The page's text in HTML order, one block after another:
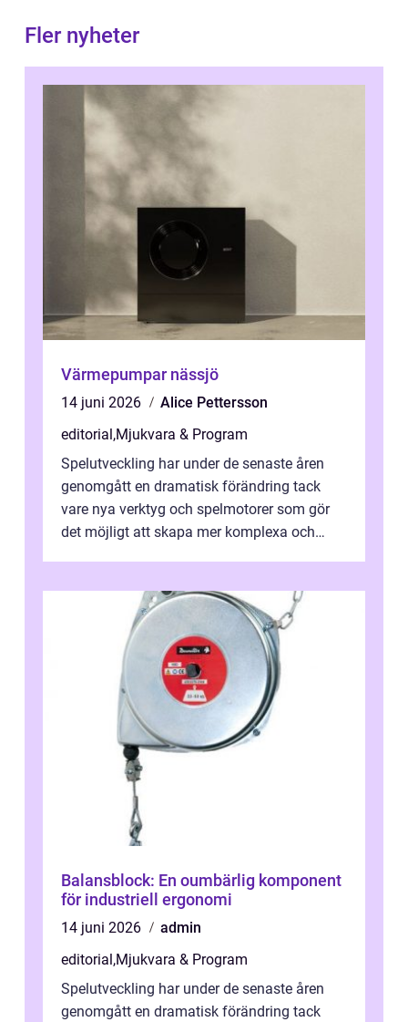
Fler nyheter
Värmepumpar nässjö
14 juni 2026
Alice Pettersson
editorial ,Mjukvara & Program
Spelutveckling har under de senaste åren
genomgått en dramatisk förändring tack
vare nya verktyg och spelmotorer som gör
det möjligt att skapa mer komplexa och
Balansblock: En oumbärlig komponent
för industriell ergonomi
14 juni 2026
admin
editorial ,Mjukvara & Program
Spelutveckling har under de senaste åren
genomgått en dramatisk förändring tack